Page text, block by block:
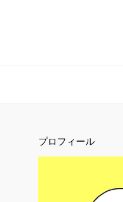
プロフィール